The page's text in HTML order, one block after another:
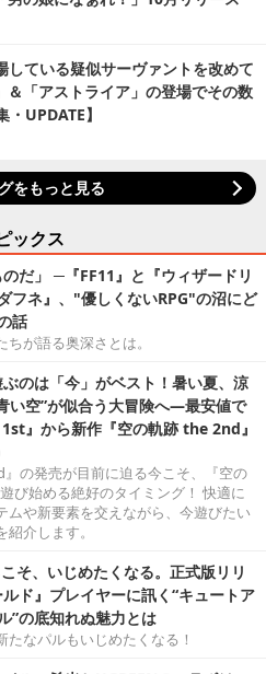
している疑似サーヴァントを改めて
「アストライア」の登場でその数
UPDATE】
をもっと見る
ックス
のだ」 ─『FF11』と『ウィザードリ
フネ』、"優しくないRPG"の沼にど
話
が語る奥深さとは。
ぶのは「今」がベスト！暑い夏、涼
い空”が似合う大冒険へ―最安値で
』から新作『空の軌跡 the 2nd』
』の発売が目前に迫る今こそ、『空の
び始める絶好のタイミング！ 快適に
ムや新要素を交えながら、今遊びたい
介します。
そ、いじめたくなる。正式版リリ
ド』プレイヤーに訊く“キュートア
”の底知れぬ魅力とは
たなパルもいじめたくなる！